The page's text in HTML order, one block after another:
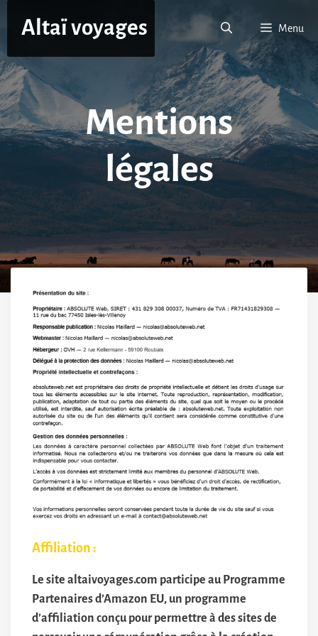
Altaï voyages Menu
Mentions
légales
Affiliation :
Le site altaivoyages.com participe au Programme
Partenaires d’Amazon EU, un programme
d’affiliation conçu pour permettre à des sites de